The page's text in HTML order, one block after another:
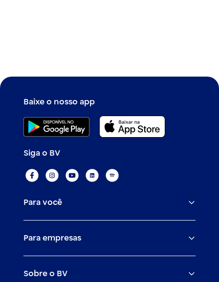
Baixe o nosso app
Siga o BV
Para você
Para empresas
Sobre o BV